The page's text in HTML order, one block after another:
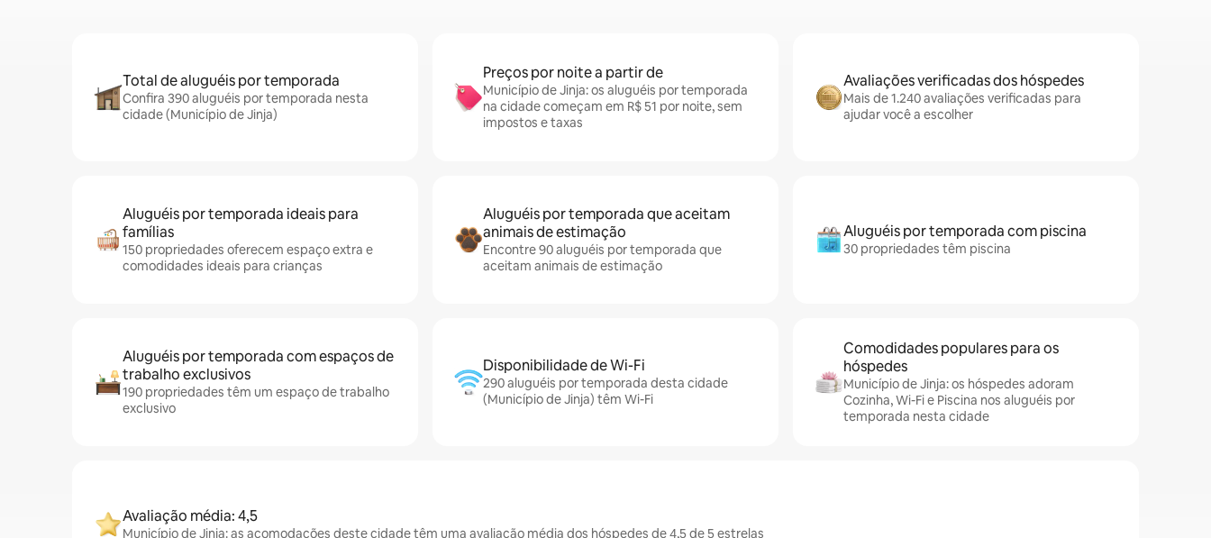
Total de aluguéis por temporada
Confira 390 aluguéis por temporada nesta
cidade (Município de Jinja)
Preços por noite a partir de
Município de Jinja: os aluguéis por temporada
na cidade começam em R$ 51 por noite, sem
impostos e taxas
Avaliações verificadas dos hóspedes
Mais de 1.240 avaliações verificadas para
ajudar você a escolher
Aluguéis por temporada ideais para
famílias
150 propriedades oferecem espaço extra e
comodidades ideais para crianças
Aluguéis por temporada que aceitam
animais de estimação
Encontre 90 aluguéis por temporada que
aceitam animais de estimação
Aluguéis por temporada com piscina
30 propriedades têm piscina
Aluguéis por temporada com espaços de
trabalho exclusivos
190 propriedades têm um espaço de trabalho
exclusivo
Disponibilidade de Wi-Fi
290 aluguéis por temporada desta cidade
(Município de Jinja) têm Wi-Fi
Comodidades populares para os
hóspedes
Município de Jinja: os hóspedes adoram
Cozinha, Wi-Fi e Piscina nos aluguéis por
temporada nesta cidade
Avaliação média: 4,5
Município de Jinja: as acomodações deste cidade têm uma avaliação média dos hóspedes de 4,5 de 5 estrelas